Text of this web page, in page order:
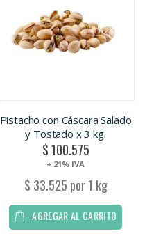
Pistacho con Cáscara Salado
y Tostado x 3 kg.
$ 100.575
+ 21% IVA
$ 33.525 por 1 kg
AGREGAR AL CARRITO